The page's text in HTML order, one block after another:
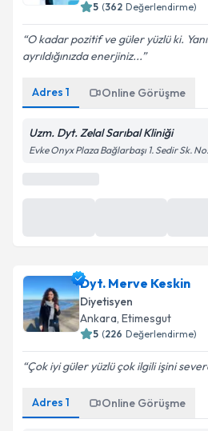
5 (362 Değerlendirme)
O kadar pozitif ve güler yüzlü ki.
ayrıldığınızda enerjiniz...
Adres 1 Online Görüşme
Uzm. Dyt. Zelal Sarıbal Kliniği
Evke Onyx Plaza Bağlarbaşı 1. Sedir Sk.
Dyt. Merve Keskin
Diyetisyen
Ankara, Etimesgut
( Değerlendirme)
Çok iyi güler yüzlü çok ilgili işini
Adres 1 Online Görüşme